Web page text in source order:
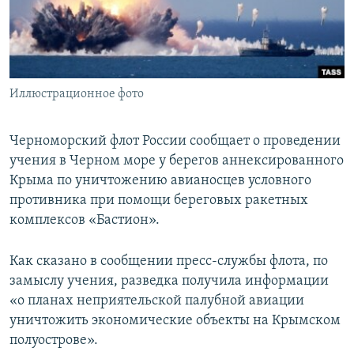
ПОБЕДИТЕЛЕЙ НЕ СУДЯТ?
КРЫМ.НЕПОКОРЕННЫЙ
УКРАИНСКАЯ ПРОБЛЕМА КРЫМА
ПРИСОЕДИНЯЙТЕСЬ!
Иллюстрационное фото
Черноморский флот России сообщает о проведении
учения в Черном море у берегов аннексированного
Крыма по уничтожению авианосцев условного
противника при помощи береговых ракетных
комплексов «Бастион».
Как сказано в сообщении пресс-службы флота, по
замыслу учения, разведка получила информации
«о планах неприятельской палубной авиации
уничтожить экономические объекты на Крымском
полуострове».